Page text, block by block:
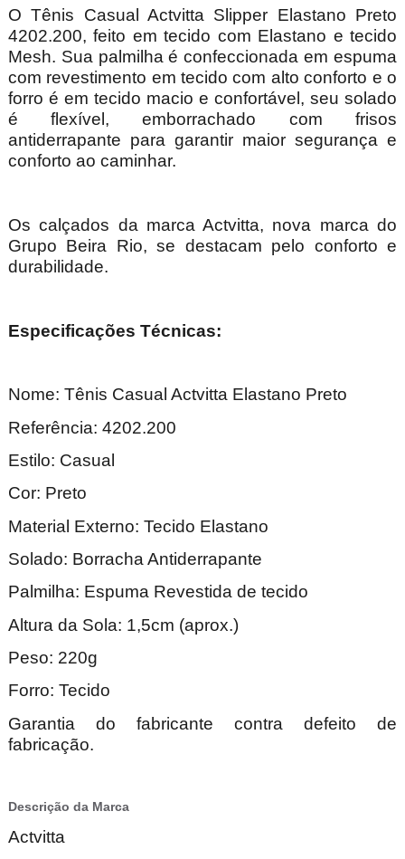
O Tênis Casual Actvitta Slipper Elastano Preto
4202.200, feito em tecido com Elastano e tecido
Mesh. Sua palmilha é confeccionada em espuma
com revestimento em tecido com alto conforto e o
forro é em tecido macio e confortável, seu solado
é flexível, emborrachado com frisos
antiderrapante para garantir maior segurança e
conforto ao caminhar.
Os calçados da marca Actvitta, nova marca do
Grupo Beira Rio, se destacam pelo conforto e
durabilidade.
Especificações Técnicas:
Nome: Tênis Casual Actvitta Elastano Preto
Referência: 4202.200
Estilo: Casual
Cor: Preto
Material Externo: Tecido Elastano
Solado: Borracha Antiderrapante
Palmilha: Espuma Revestida de tecido
Altura da Sola: 1,5cm (aprox.)
Peso: 220g
Forro: Tecido
Garantia do fabricante contra defeito de
fabricação.
Descrição da Marca
Actvitta